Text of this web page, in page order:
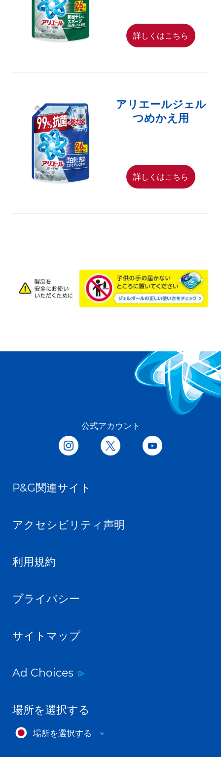
詳しくはこちら
アリエールジェル
つめかえ用
詳しくはこちら
公式アカウント
P&G関連サイト
アクセシビリティ声明
利用規約
プライバシー
サイトマップ
Ad Choices
場所を選択する
場所を選択する